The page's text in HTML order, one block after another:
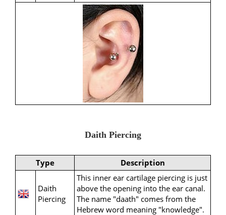
Daith Piercing
Type Description
Daith
Piercing
This inner ear cartilage piercing is just
above the opening into the ear canal.
The name "daath" comes from the
Hebrew word meaning "knowledge".